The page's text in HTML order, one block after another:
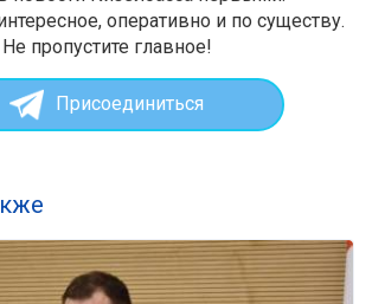
оперативно и по существу.
Не пропустите главное!
Присоединиться